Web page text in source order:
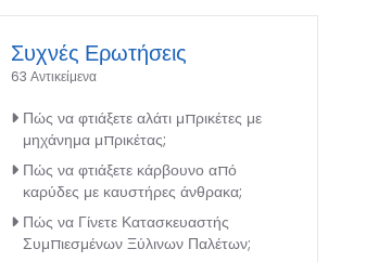
Συχνές Ερωτήσεις
63 Αντικείμενα
Πώς να φτιάξετε αλάτι μπρικέτες με
μηχάνημα μπρικέτας;
Πώς να φτιάξετε κάρβουνο από
καρύδες με καυστήρες άνθρακα;
Πώς να Γίνετε Κατασκευαστής
Συμπιεσμένων Ξύλινων Παλέτων;